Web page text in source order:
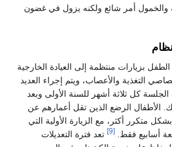
والخمول أمر شائع ولكنه يزول في غضون
الطفل بزيارات منتظمة إلى العيادة الخارجية
التغذية والأعصاب، ويتم إجراء العديد
كل ثلاثة أشهر للسنة الأولى وبعد
الأطفال الرضع الذين تقل أعمارهم عن
متكرر أكثر، مع الزيارة الأولية التي
أسابيع فقط. [9]
تعد فترة التعديلات